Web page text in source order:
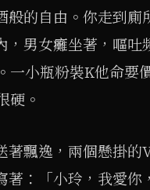
的自由。你走到廁
，男女癱坐著，嘔吐
一小瓶粉裝K他命要
硬。
飄逸，兩個懸掛的
：「小玲，我愛你，